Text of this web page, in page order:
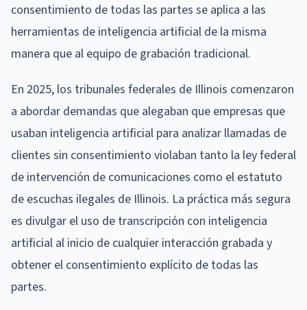
consentimiento de todas las partes se aplica a las
herramientas de inteligencia artificial de la misma
manera que al equipo de grabación tradicional.
En 2025, los tribunales federales de Illinois comenzaron
a abordar demandas que alegaban que empresas que
usaban inteligencia artificial para analizar llamadas de
clientes sin consentimiento violaban tanto la ley federal
de intervención de comunicaciones como el estatuto
de escuchas ilegales de Illinois. La práctica más segura
es divulgar el uso de transcripción con inteligencia
artificial al inicio de cualquier interacción grabada y
obtener el consentimiento explícito de todas las
partes.